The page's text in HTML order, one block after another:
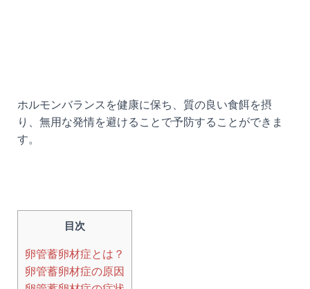
ホルモンバランスを健康に保ち、質の良い食餌を摂
り、無用な発情を避けることで予防することができま
す。
目次
卵管蓄卵材症とは？
卵管蓄卵材症の原因